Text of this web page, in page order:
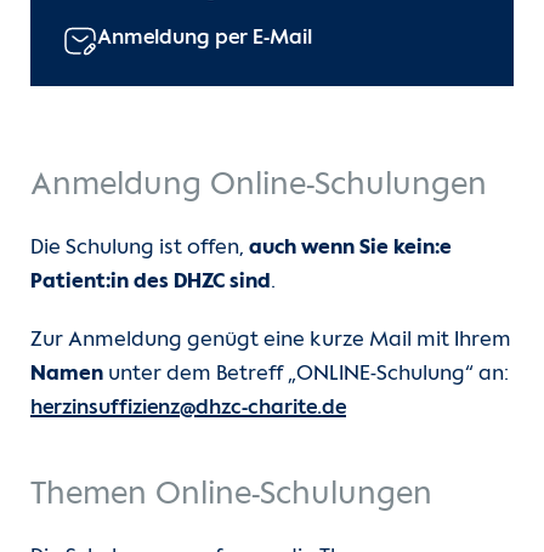
Anmeldung per E-Mail
Anmeldung Online-Schulungen
Die Schulung ist offen, auch wenn Sie kein:e
Patient:in des DHZC sind.
Zur Anmeldung genügt eine kurze Mail mit Ihrem
Namen unter dem Betreff „ONLINE-Schulung“ an:
herzinsuffizienz@dhzc-charite.de
Themen Online-Schulungen